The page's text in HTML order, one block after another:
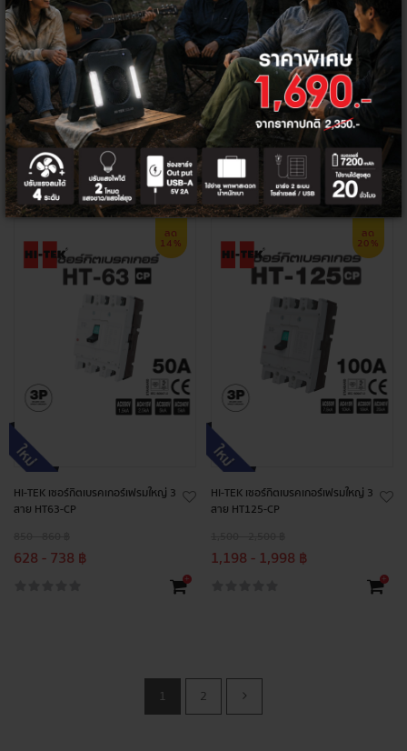
HI-TEK เซอร์กิตเบรคเกอร์เฟรมใหญ่ 2
สาย HT125-CP 125A
1,180 ฿
918 ฿
+
HI-TEK เซอร์กิตเบรคเกอร์เฟรมใหญ่ 3
สาย HT32-CP
850 ฿
598 ฿
ลด
14%
HI-TEK เซอร์กิตเบรคเกอร์เฟรมใหญ่ 3
สาย HT63-CP
628 - 738 ฿
+
ลด
20%
HI-TEK เซอร์กิตเบรคเกอร์เฟรมใหญ่ 3
สาย HT125-CP
1,198 - 1,998 ฿
+
1 2